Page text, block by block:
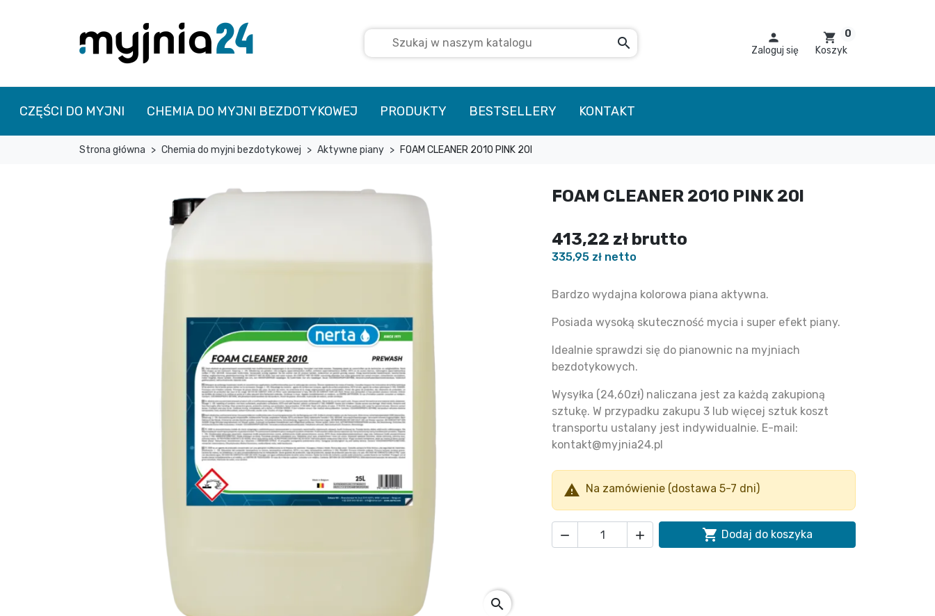
search 
Zaloguj się
shopping_cart
Koszyk
0
CZĘŚCI DO MYJNI CHEMIA DO MYJNI BEZDOTYKOWEJ PRODUKTY BESTSELLERY KONTAKT
Strona główna Chemia do myjni bezdotykowej Aktywne piany FOAM CLEANER 2010 PINK 20l
search
FOAM CLEANER 2010 PINK 20l
413,22 zł brutto
335,95 zł netto
Bardzo wydajna kolorowa piana aktywna.
Posiada wysoką skuteczność mycia i super efekt piany.
Idealnie sprawdzi się do pianownic na myjniach
bezdotykowych.
Wysyłka (24,60zł) naliczana jest za każdą zakupioną
sztukę. W przypadku zakupu 3 lub więcej sztuk koszt
transportu ustalany jest indywidualnie. E-mail:
kontakt@myjnia24.pl
 Na zamówienie (dostawa 5-7 dni)
   Dodaj do koszyka